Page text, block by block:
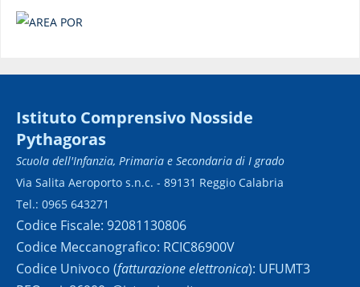
Istituto Comprensivo Nosside
Pythagoras
Scuola dell'Infanzia, Primaria e Secondaria di I grado
Via Salita Aeroporto s.n.c. - 89131 Reggio Calabria
Tel.: 0965 643271
Codice Fiscale: 92081130806
Codice Meccanografico: RCIC86900V
Codice Univoco (fatturazione elettronica): UFUMT3